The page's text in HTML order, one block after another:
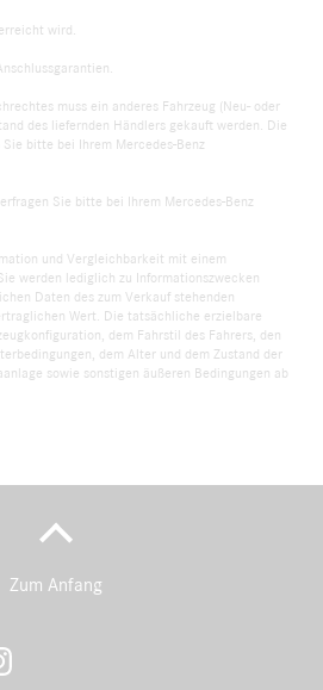
wird.
muss ein anderes Fahrzeug (Neu- oder
des liefernden Händlers gekauft werden. Die
bitte bei Ihrem Mercedes-Benz
Sie bitte bei Ihrem Mercedes-Benz
und Vergleichbarkeit mit einem
werden lediglich zu Informationszwecken
Daten des zum Verkauf stehenden
Wert. Die tatsächliche erzielbare
dem Fahrstil des Fahrers, den
dem Alter und dem Zustand der
sowie sonstigen äußeren Bedingungen ab
Zum Anfang